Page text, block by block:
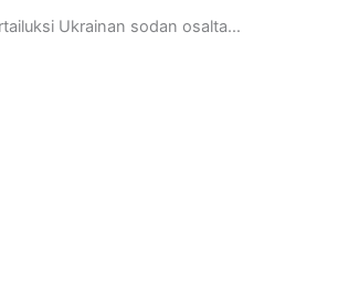
Ukrainan sodan osalta…